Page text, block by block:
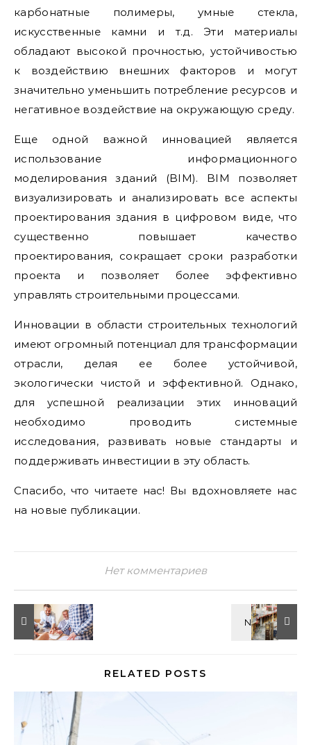
карбонатные полимеры, умные стекла,
искусственные камни и т.д. Эти материалы
обладают высокой прочностью, устойчивостью
к воздействию внешних факторов и могут
значительно уменьшить потребление ресурсов и
негативное воздействие на окружающую среду.
Еще одной важной инновацией является
использование информационного
моделирования зданий (BIM). BIM позволяет
визуализировать и анализировать все аспекты
проектирования здания в цифровом виде, что
существенно повышает качество
проектирования, сокращает сроки разработки
проекта и позволяет более эффективно
управлять строительными процессами.
Инновации в области строительных технологий
имеют огромный потенциал для трансформации
отрасли, делая ее более устойчивой,
экологически чистой и эффективной. Однако,
для успешной реализации этих инноваций
необходимо проводить системные
исследования, развивать новые стандарты и
поддерживать инвестиции в эту область.
Спасибо, что читаете нас! Вы вдохновляете нас
на новые публикации.
Нет комментариев
RELATED POSTS